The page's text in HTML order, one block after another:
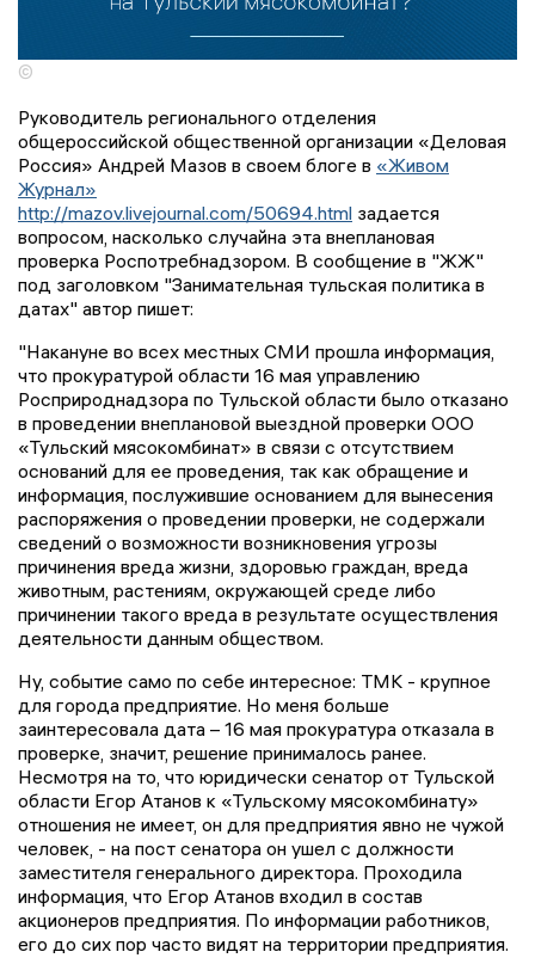
©
Руководитель регионального отделения
общероссийской общественной организации «Деловая
Россия» Андрей Мазов в своем блоге в «Живом
Журнал»
http://mazov.livejournal.com/50694.html задается
вопросом, насколько случайна эта внеплановая
проверка Роспотребнадзором. В сообщение в "ЖЖ"
под заголовком "Занимательная тульская политика в
датах" автор пишет:
"Накануне во всех местных СМИ прошла информация,
что прокуратурой области 16 мая управлению
Росприроднадзора по Тульской области было отказано
в проведении внеплановой выездной проверки ООО
«Тульский мясокомбинат» в связи с отсутствием
оснований для ее проведения, так как обращение и
информация, послужившие основанием для вынесения
распоряжения о проведении проверки, не содержали
сведений о возможности возникновения угрозы
причинения вреда жизни, здоровью граждан, вреда
животным, растениям, окружающей среде либо
причинении такого вреда в результате осуществления
деятельности данным обществом.
Ну, событие само по себе интересное: ТМК - крупное
для города предприятие. Но меня больше
заинтересовала дата – 16 мая прокуратура отказала в
проверке, значит, решение принималось ранее.
Несмотря на то, что юридически сенатор от Тульской
области Егор Атанов к «Тульскому мясокомбинату»
отношения не имеет, он для предприятия явно не чужой
человек, - на пост сенатора он ушел с должности
заместителя генерального директора. Проходила
информация, что Егор Атанов входил в состав
акционеров предприятия. По информации работников,
его до сих пор часто видят на территории предприятия.